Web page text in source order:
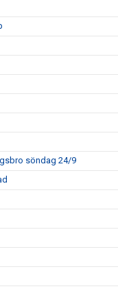
söndag 24/9